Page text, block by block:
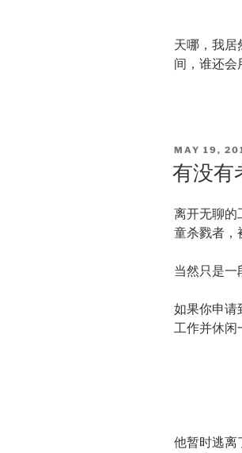
天哪，我居
间，谁还会
POSTED
ON
MAY 19,
有没有
离开无聊的
童杀戮者，
当然只是一
如果你申请
工作并休闲
他暂时逃离